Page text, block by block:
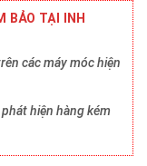
BẢO TẠI INH
các máy móc hiện
hiện hàng kém